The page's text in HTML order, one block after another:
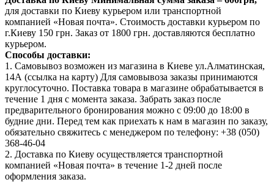
для доставки по Киеву курьером или транспортной
компанией «Новая почта». Стоимость доставки курьером по
г.Киеву 150 грн. Заказ от 1800 грн. доставляются бесплатно
курьером.
Способы доставки:
1. Самовывоз возможен из магазина в Киеве ул.Алматинская,
14А (ссылка на карту) Для самовывоза заказы принимаются
круглосуточно. Поставка товара в магазине обрабатывается в
течение 1 дня с момента заказа. Забрать заказ после
предварительного бронирования можно с 09:00 до 18:00 в
будние дни. Перед тем как приехать к нам в магазин по заказу,
обязательно свяжитесь с менеджером по телефону: +38 (050)
368-46-04
2. Доставка по Киеву осуществляется транспортной
компанией «Новая почта» в течение 1-2 дней после
оформления заказа.